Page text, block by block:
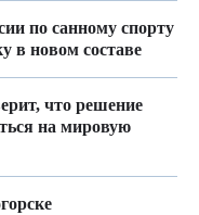
по санному спорту
в новом составе
что решение
на мировую